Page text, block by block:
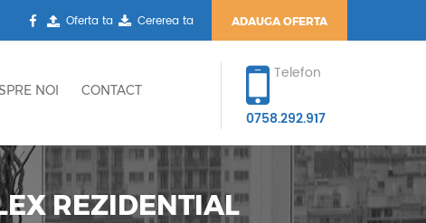
ADAUGA OFERTA
Oferta ta Cererea ta
NOI CONTACT
Telefon
0758.292.917
REZIDENTIAL